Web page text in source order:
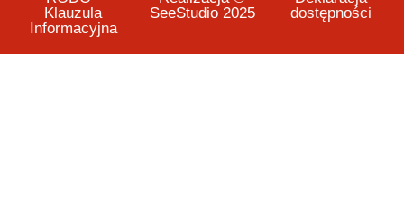
Klauzula
Informacyjna
SeeStudio 2025
dostępności